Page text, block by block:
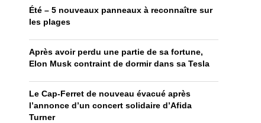
Été – 5 nouveaux panneaux à reconnaître sur
les plages
Après avoir perdu une partie de sa fortune,
Elon Musk contraint de dormir dans sa Tesla
Le Cap-Ferret de nouveau évacué après
l’annonce d’un concert solidaire d’Afida
Turner